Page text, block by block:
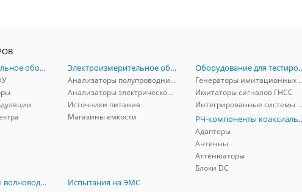
Радиоизмерительное оборудование
Электроизмерительное оборудование
Анализаторы полупроводников
Анализаторы электрической мощности
Источники питания
Магазины емкости
Оборудование
Генераторы
Имитаторы сигналов ГНСС
Интегрированные системы защиты от ГНСС-помех
РЧ-
Адаптеры
Антенны
Аттенюаторы
Блоки DC
РЧ-компоненты волноводные Испытания на ЭМС